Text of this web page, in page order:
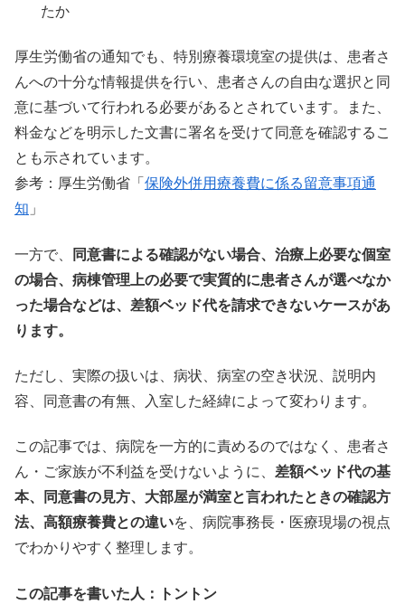
たか
厚生労働省の通知でも、特別療養環境室の提供は、患者さ
んへの十分な情報提供を行い、患者さんの自由な選択と同
意に基づいて行われる必要があるとされています。また、
料金などを明示した文書に署名を受けて同意を確認するこ
とも示されています。
参考：厚生労働省「 保険外併用療養費に係る留意事項通
知 」
一方で、
同意書による確認がない場合、治療上必要な個室
の場合、病棟管理上の必要で実質的に患者さんが選べなか
った場合などは、差額ベッド代を請求できないケースがあ
ります。
ただし、実際の扱いは、病状、病室の空き状況、説明内
容、同意書の有無、入室した経緯によって変わります。
この記事では、病院を一方的に責めるのではなく、患者さ
ん・ご家族が不利益を受けないように、 差額ベッド代の基
本、同意書の見方、大部屋が満室と言われたときの確認方
法、高額療養費との違いを、病院事務長・医療現場の視点
でわかりやすく整理します。
この記事を書いた人：トントン